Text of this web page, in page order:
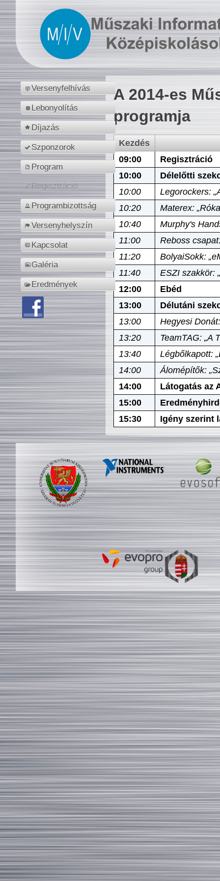
Versenyfelhívás
Lebonyolítás
Díjazás
Szponzorok
Program
Regisztráció
Programbizottság
Versenyhelyszín
Kapcsolat
Galéria
Eredmények
A 2014-es
programja
Kezdés
09:00
Regisztráció
10:00
Délelőtti
10:00
Legorockers:
10:20
Materex:
10:40
Murphy's
11:00
Reboss
11:20
BolyaiSokk:
11:40
ESZI szakkör:
12:00
Ebéd
13:00
Délutáni
13:00
Hegyesi
13:20
TeamTAG: „A
13:40
Légbőlkapott:
14:00
Álomépítők:
14:00
Látogatás az
15:00
15:30
Igény szerint